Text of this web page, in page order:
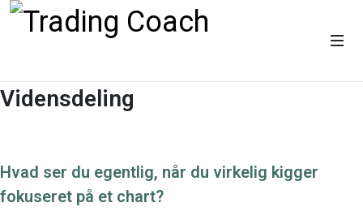
Vidensdeling
Hvad ser du egentlig, når du virkelig kigger
fokuseret på et chart?